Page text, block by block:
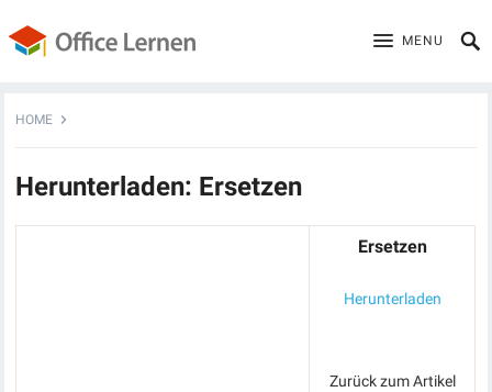
MENU
HOME
Herunterladen: Ersetzen
Ersetzen
Herunterladen
Zurück zum Artikel